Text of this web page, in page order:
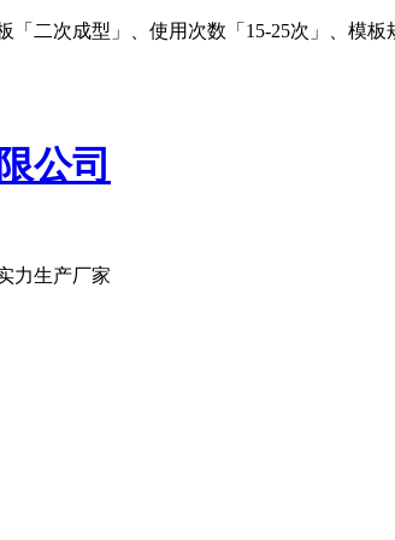
二次成型」、使用次数「15-25次」、模板
力生产厂家